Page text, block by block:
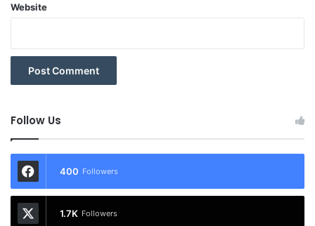
Website
Follow Us
400 Followers
1.7K Followers